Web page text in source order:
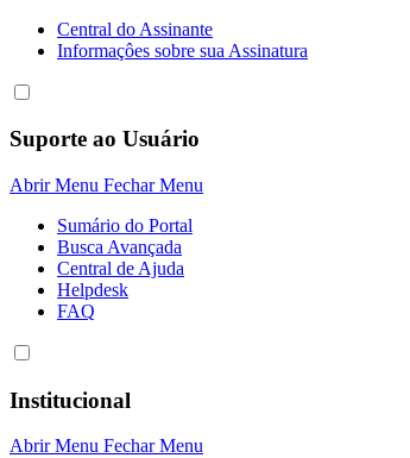
Central do Assinante
Informaçôes sobre sua Assinatura
Suporte ao Usuário
Abrir Menu Fechar Menu
Sumário do Portal
Busca Avançada
Central de Ajuda
Helpdesk
FAQ
Institucional
Abrir Menu Fechar Menu